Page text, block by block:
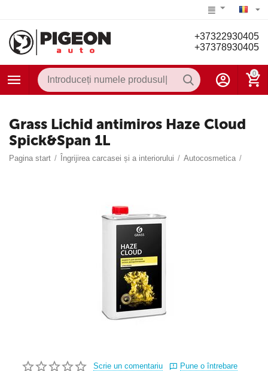
+37322930405
+37378930405
0
Grass Lichid antimiros Haze Cloud
Spick&Span 1L
Pagina start / Îngrijirea carcasei și a interiorului / Autocosmetica /
Scrie un comentariu
Pune o întrebare